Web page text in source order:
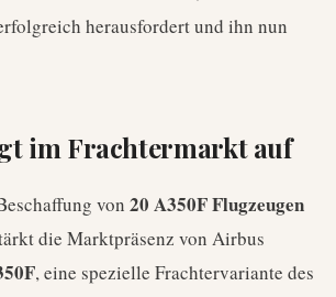
herausfordert und ihn nun
im Frachtermarkt auf
von 20 A350F Flugzeugen
die Marktpräsenz von Airbus
, eine spezielle Frachtervariante des